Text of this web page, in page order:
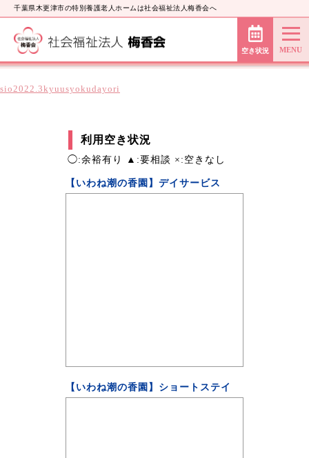
千葉県木更津市の特別養護老人ホームは社会福祉法人梅香会へ
空き状況
利用空き状況
◯:余裕有り ▲:要相談 ×:空きなし
【いわね潮の香園】デイサービス
【いわね潮の香園】ショートステイ
sio2022.3kyuusyokudayori